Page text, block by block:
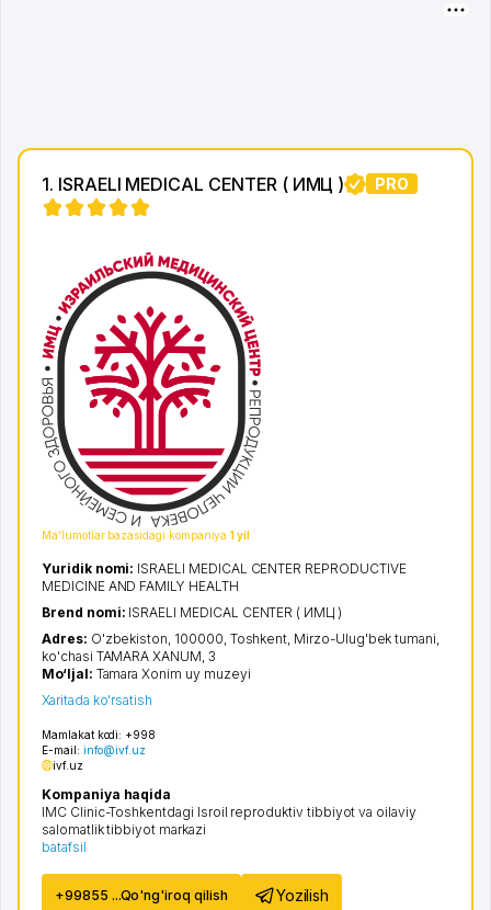
1. ISRAELI MEDICAL CENTER ( ИМЦ ) PRO
Ma'lumotlar bazasidagi kompaniya1 yil
Mamlakat kodi: +998
E-mail: info@ivf.uz
ivf.uz
Kompaniya haqida
IMC Clinic-Toshkentdagi Isroil reproduktiv tibbiyot va oilaviy
salomatlik tibbiyot markazi
batafsil
+99855 ...Qo'ng'iroq qilish Yozilish
Yuridik nomi: ISRAELI MEDICAL CENTER REPRODUCTIVE
MEDICINE AND FAMILY HEALTH
Brend nomi: ISRAELI MEDICAL CENTER ( ИМЦ )
Adres: O'zbekiston, 100000, Toshkent Mirzo-Ulug'bek tumani
ko'chasi TAMARA XANUM , 3
Mo‘ljal: Tamara Xonim uy muzeyi
Xaritada ko'rsatish